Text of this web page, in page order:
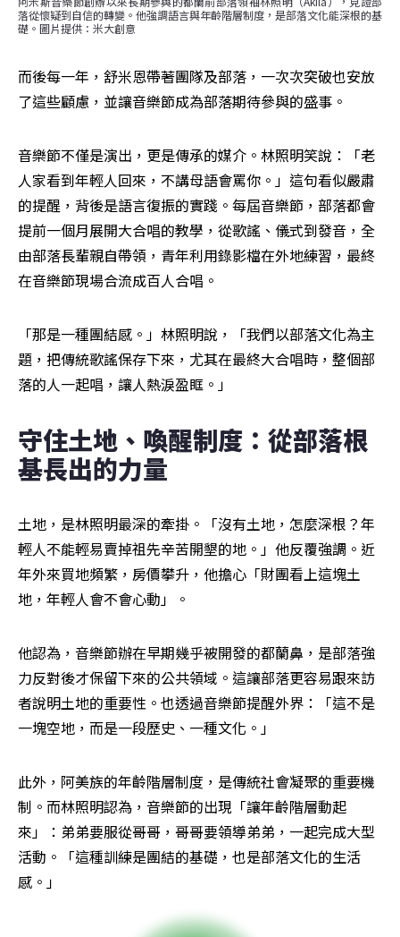
落從懷疑到自信的轉變。他強調語言與年齡階層制度，是部落文化能深根的基
礎。圖片提供：米大創意
而後每一年，舒米恩帶著團隊及部落，一次次突破也安放
了這些顧慮，並讓音樂節成為部落期待參與的盛事。
音樂節不僅是演出，更是傳承的媒介。林照明笑說：「老
人家看到年輕人回來，不講母語會罵你。」這句看似嚴肅
的提醒，背後是語言復振的實踐。每屆音樂節，部落都會
提前一個月展開大合唱的教學，從歌謠、儀式到發音，全
由部落長輩親自帶領，青年利用錄影檔在外地練習，最終
在音樂節現場合流成百人合唱。
「那是一種團結感。」林照明說，「我們以部落文化為主
題，把傳統歌謠保存下來，尤其在最終大合唱時，整個部
落的人一起唱，讓人熱淚盈眶。」
守住土地、喚醒制度：從部落根
基長出的力量
土地，是林照明最深的牽掛。「沒有土地，怎麼深根？年
輕人不能輕易賣掉祖先辛苦開墾的地。」他反覆強調。近
年外來買地頻繁，房價攀升，他擔心「財團看上這塊土
地，年輕人會不會心動」。
他認為，音樂節辦在早期幾乎被開發的都蘭鼻，是部落強
力反對後才保留下來的公共領域。這讓部落更容易跟來訪
者說明土地的重要性。也透過音樂節提醒外界：「這不是
一塊空地，而是一段歷史、一種文化。」
此外，阿美族的年齡階層制度，是傳統社會凝聚的重要機
制。而林照明認為，音樂節的出現「讓年齡階層動起
來」：弟弟要服從哥哥，哥哥要領導弟弟，一起完成大型
活動。「這種訓練是團結的基礎，也是部落文化的生活
感。」